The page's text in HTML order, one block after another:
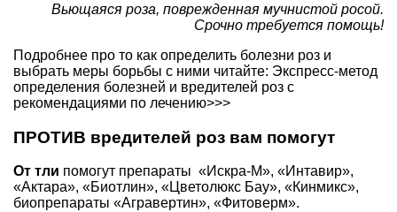
Вьющаяся роза, поврежденная мучнистой росой.
Срочно требуется помощь!
Подробнее про то как определить болезни роз и
выбрать меры борьбы с ними читайте: Экспресс-метод
определения болезней и вредителей роз с
рекомендациями по лечению>>>
ПРОТИВ вредителей роз вам помогут
От тли помогут препараты «Искра-М», «Интавир»,
«Актара», «Биотлин», «Цветолюкс Бау», «Кинмикс»,
биопрепараты «Агравертин», «Фитоверм».